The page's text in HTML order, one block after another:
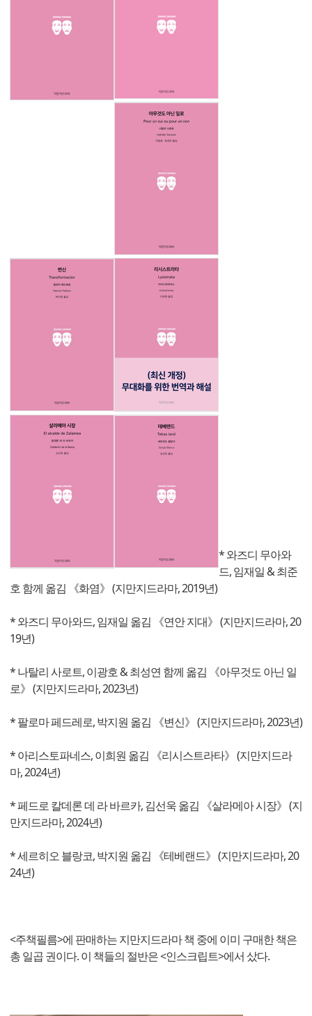
* 와즈디 무아와
드, 임재일 & 최준
호 함께 옮김 《화염》 (지만지드라마, 2019년)
* 와즈디 무아와드, 임재일 옮김 《연안 지대》 (지만지드라마, 20
19년)
* 나탈리 사로트, 이광호 & 최성연 함께 옮김 《아무것도 아닌 일
로》 (지만지드라마, 2023년)
* 팔로마 페드레로, 박지원 옮김 《변신》 (지만지드라마, 2023년)
* 아리스토파네스, 이희원 옮김 《리시스트라타》 (지만지드라
마, 2024년)
* 페드로 칼데론 데 라 바르카, 김선욱 옮김 《살라메아 시장》 (지
만지드라마, 2024년)
* 세르히오 블랑코, 박지원 옮김 《테베랜드》 (지만지드라마, 20
24년)
<주책필름>에 판매하는 지만지드라마 책 중에 이미 구매한 책은
총 일곱 권이다. 이 책들의 절반은 <인스크립트>에서 샀다.